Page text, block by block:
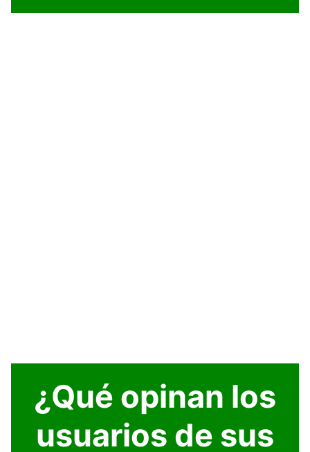
¿Qué opinan los
usuarios de sus